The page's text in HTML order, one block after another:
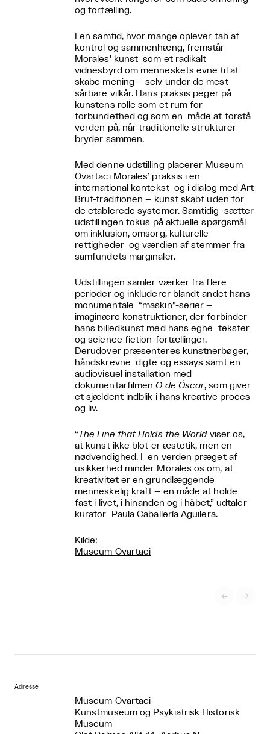
og fortælling.
I en samtid, hvor mange oplever tab af
kontrol og sammenhæng, fremstår
Morales’ kunst som et radikalt
vidnesbyrd om menneskets evne til at
skabe mening – selv under de mest
sårbare vilkår. Hans praksis peger på
kunstens rolle som et rum for
forbundethed og som en måde at forstå
verden på, når traditionelle strukturer
bryder sammen.
Med denne udstilling placerer Museum
Ovartaci Morales’ praksis i en
international kontekst og i dialog med Art
Brut-traditionen – kunst skabt uden for
de etablerede systemer. Samtidig sætter
udstillingen fokus på aktuelle spørgsmål
om inklusion, omsorg, kulturelle
rettigheder og værdien af stemmer fra
samfundets marginaler.
Udstillingen samler værker fra flere
perioder og inkluderer blandt andet hans
monumentale “maskin”-serier –
imaginære konstruktioner, der forbinder
hans billedkunst med hans egne tekster
og science fiction-fortællinger.
Derudover præsenteres kunstnerbøger,
håndskrevne digte og essays samt en
audiovisuel installation med
dokumentarfilmenO de Óscar, som giver
et sjældent indblik i hans kreative proces
og liv.
“The Line that Holds the World viser os,
at kunst ikke blot er æstetik, men en
nødvendighed. I en verden præget af
usikkerhed minder Morales os om, at
kreativitet er en grundlæggende
menneskelig kraft – en måde at holde
fast i livet, i hinanden og i håbet,” udtaler
kurator Paula Caballería Aguilera.
Kilde:
Museum Ovartaci
 
Adresse
Museum Ovartaci
Kunstmuseum og Psykiatrisk Historisk
Museum